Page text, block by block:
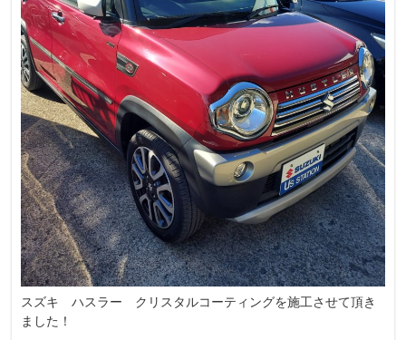
スズキ ハスラー クリスタルコーティングを施工させて頂き
ました！